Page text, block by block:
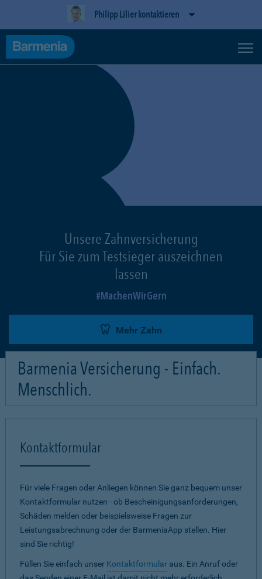
Philipp Lilier kontaktieren
Unsere Zahnversicherung
Für Sie zum Testsieger auszeichnen
lassen
MachenWirGern
Mehr Zahn
Barmenia Versicherung - Einfach.
Menschlich.
Kontaktformular
Für viele Fragen oder Anliegen können Sie ganz bequem unser
Kontaktformular nutzen - ob Bescheinigungsanforderungen,
Schäden melden oder beispielsweise Fragen zur
Leistungsabrechnung oder der BarmeniaApp stellen. Hier
sind Sie richtig!
Füllen Sie einfach unser Kontaktformular aus. Ein Anruf oder